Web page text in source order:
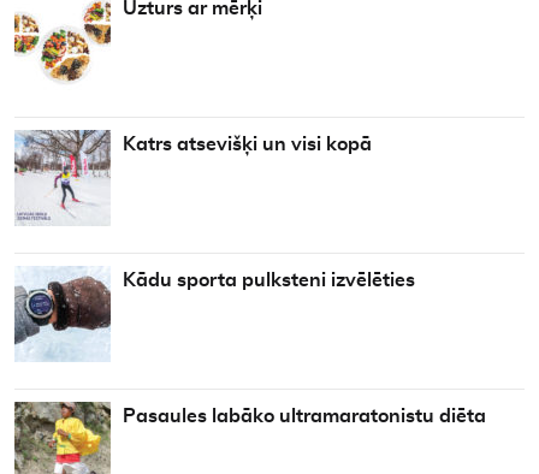
Uzturs ar mērķi
Katrs atsevišķi un visi kopā
Kādu sporta pulksteni izvēlēties
Pasaules labāko ultramaratonistu diēta